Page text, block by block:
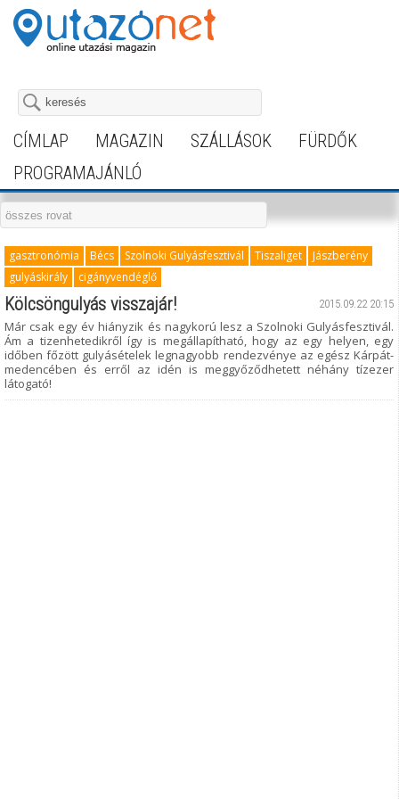
CÍMLAP MAGAZIN SZÁLLÁSOK
FÜRDŐK
PROGRAMAJÁNLÓ
gasztronómia Bécs Szolnoki Gulyásfesztivál Tiszaliget
Jászberény
gulyáskirály
cigányvendéglő
2015.09.22 20:15
Kölcsöngulyás visszajár!
Már csak egy év hiányzik és nagykorú lesz a Szolnoki Gulyásfesztivál.
Ám a tizenhetedikről így is megállapítható, hogy az egy helyen, egy
időben főzött gulyásételek legnagyobb rendezvénye az egész Kárpát-
medencében és erről az idén is meggyőződhetett néhány tízezer
látogató!